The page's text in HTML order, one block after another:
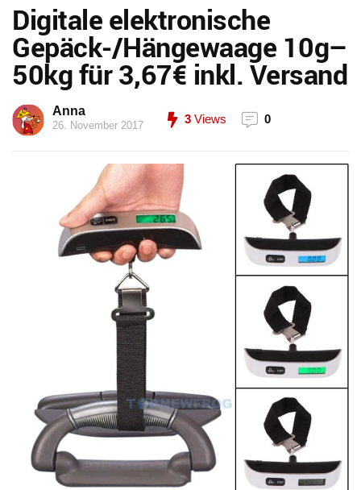
Digitale elektronische
Gepäck-/Hängewaage 10g–
50kg für 3,67€ inkl. Versand
Anna
26. November 2017 3 Views 0